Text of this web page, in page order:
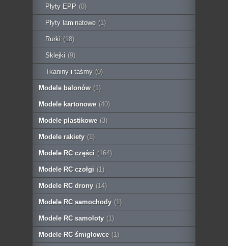
Płyty EPP (0)
Płyty laminatowe (1)
Rurki (18)
Sklejki (9)
Tkaniny i taśmy (0)
Modele balonów (1)
Modele kartonowe (40)
Modele plastikowe (3)
Modele rakiety (1)
Modele RC części (164)
Modele RC czołgi (1)
Modele RC drony (14)
Modele RC samochody (1)
Modele RC samoloty (1)
Modele RC śmigłowce (1)